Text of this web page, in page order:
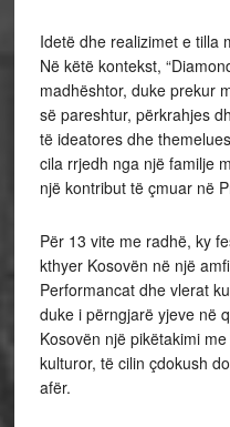
Idetë dhe realizimet e tilla
Në këtë kontekst,
madhështor, duke prekur
së pareshtur, përkrahjes
të ideatores dhe
cila rrjedh nga një familje
një kontribut të çmuar në
Për 13 vite me radhë, ky
kthyer Kosovën në një
Performancat dhe vlerat
duke i përngjarë yjeve në
Kosovën një pikëtakimi
kulturor, të cilin çdokush
afër.